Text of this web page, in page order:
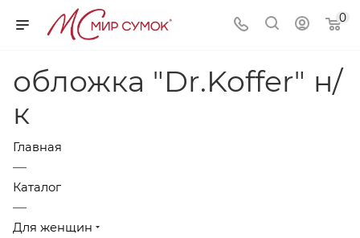
0
обложка "Dr.Koffer" н/
к
Главная
—
Каталог
—
Для женщин